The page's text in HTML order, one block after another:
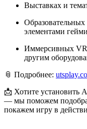
Выставках и
элементами
Иммерсивных
другим
📎 Подробнее:
📩 Хотите установить
— мы поможем
покажем игру в